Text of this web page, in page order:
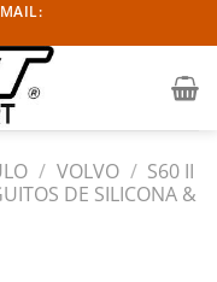
/ VOLVO / S60 II
DE SILICONA &